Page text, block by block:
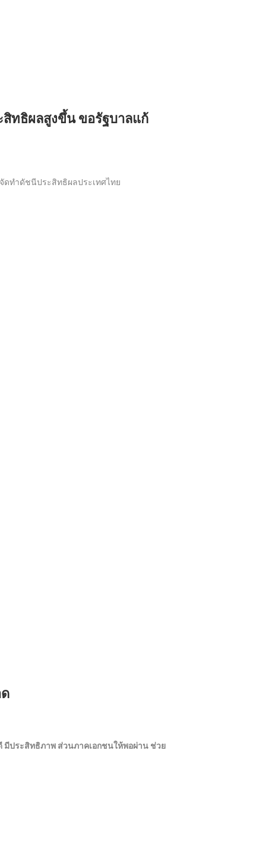
ทธิผลสูงขึ้น ขอรัฐบาลแก้
ดทำดัชนีประสิทธิผลประเทศไทย
ประสิทธิภาพ ส่วนภาคเอกชนให้พอผ่าน ช่วย